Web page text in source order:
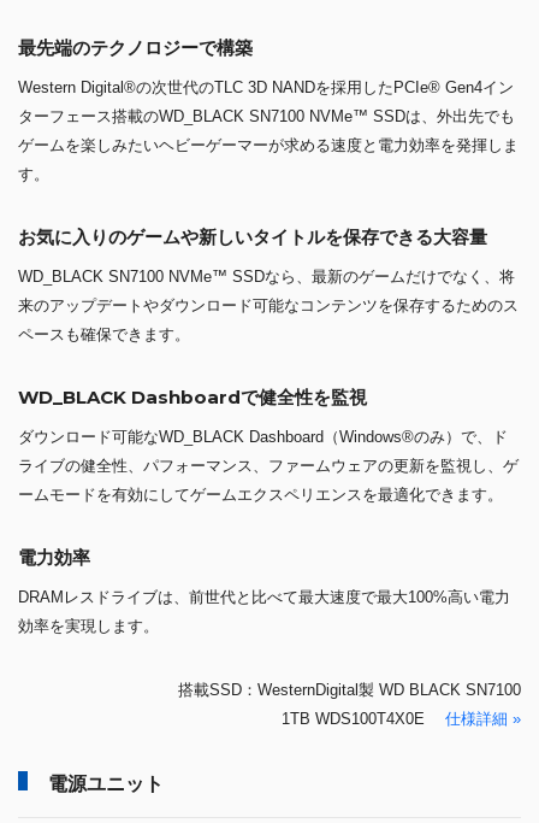
最先端のテクノロジーで構築
Western Digital®の次世代のTLC 3D NANDを採用したPCIe® Gen4イン
ターフェース搭載のWD_BLACK SN7100 NVMe™ SSDは、外出先でも
ゲームを楽しみたいヘビーゲーマーが求める速度と電力効率を発揮しま
す。
お気に入りのゲームや新しいタイトルを保存できる大容量
WD_BLACK SN7100 NVMe™ SSDなら、最新のゲームだけでなく、将
来のアップデートやダウンロード可能なコンテンツを保存するためのス
ペースも確保できます。
WD_BLACK Dashboardで健全性を監視
ダウンロード可能なWD_BLACK Dashboard（Windows®のみ）で、ド
ライブの健全性、パフォーマンス、ファームウェアの更新を監視し、ゲ
ームモードを有効にしてゲームエクスペリエンスを最適化できます。
電力効率
DRAMレスドライブは、前世代と比べて最大速度で最大100%高い電力
効率を実現します。
搭載SSD：WesternDigital製 WD BLACK SN7100
1TB WDS100T4X0E 仕様詳細 »
電源ユニット